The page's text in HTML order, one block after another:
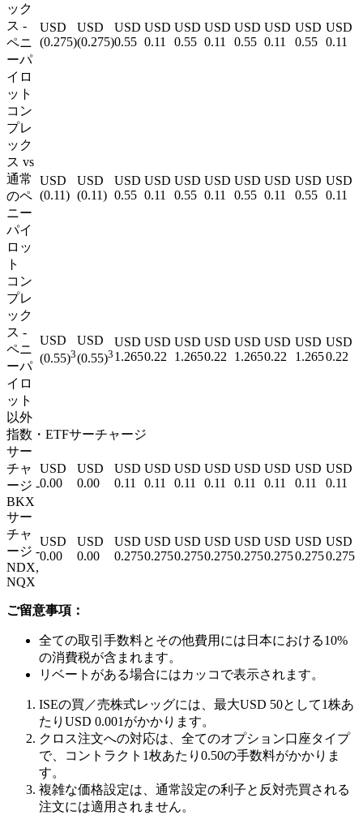
ック
ス -
ペニ
ーパ
イロ
ット
USD
(0.275)
USD
(0.275)
USD
0.55
USD
0.11
USD
0.55
USD
0.11
USD
0.55
USD
0.11
USD
0.55
USD
0.11
コン
プレ
ック
ス vs
通常
のペ
ニー
パイ
ロッ
ト
USD
(0.11)
USD
(0.11)
USD
0.55
USD
0.11
USD
0.55
USD
0.11
USD
0.55
USD
0.11
USD
0.55
USD
0.11
コン
プレ
ック
ス -
ペニ
ーパ
イロ
ット
以外
USD
(0.55)3
USD
(0.55)3
USD
1.265
USD
0.22
USD
1.265
USD
0.22
USD
1.265
USD
0.22
USD
1.265
USD
0.22
指数・ETFサーチャージ
サー
チャ
ージ -
BKX
USD
0.00
USD
0.00
USD
0.11
USD
0.11
USD
0.11
USD
0.11
USD
0.11
USD
0.11
USD
0.11
USD
0.11
サー
チャ
ージ -
NDX,
NQX
USD
0.00
USD
0.00
USD
0.275
USD
0.275
USD
0.275
USD
0.275
USD
0.275
USD
0.275
USD
0.275
USD
0.275
ご留意事項：
全ての取引手数料とその他費用には日本における10%
の消費税が含まれます。
リベートがある場合にはカッコで表示されます。
ISEの買／売株式レッグには、最大USD 50として1株あ
たりUSD 0.001がかかります。
クロス注文への対応は、全てのオプション口座タイプ
で、コントラクト1枚あたり0.50の手数料がかかりま
す。
複雑な価格設定は、通常設定の利子と反対売買される
注文には適用されません。